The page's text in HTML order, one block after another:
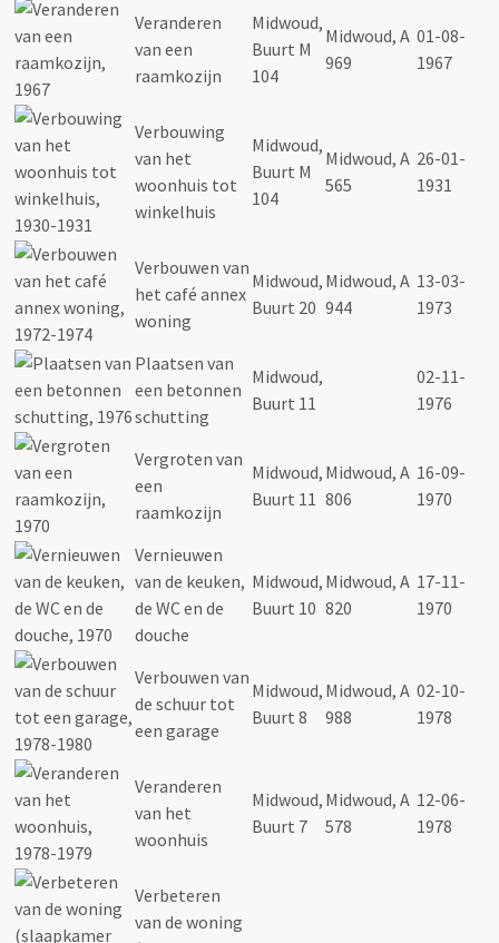
Veranderen
van een
raamkozijn
Midwoud,
Buurt M
104
Midwoud, A
969
01-08-
1967
Verbouwing
van het
woonhuis tot
winkelhuis
Midwoud,
Buurt M
104
Midwoud, A
565
26-01-
1931
Verbouwen van
het café annex
woning
Midwoud,
Buurt 20
Midwoud, A
944
13-03-
1973
Plaatsen van
een betonnen
schutting
Midwoud,
Buurt 11
02-11-
1976
Vergroten van
een
raamkozijn
Midwoud,
Buurt 11
Midwoud, A
806
16-09-
1970
Vernieuwen
van de keuken,
de WC en de
douche
Midwoud,
Buurt 10
Midwoud, A
820
17-11-
1970
Verbouwen van
de schuur tot
een garage
Midwoud,
Buurt 8
Midwoud, A
988
02-10-
1978
Veranderen
van het
woonhuis
Midwoud,
Buurt 7
Midwoud, A
578
12-06-
1978
Verbeteren
van de woning